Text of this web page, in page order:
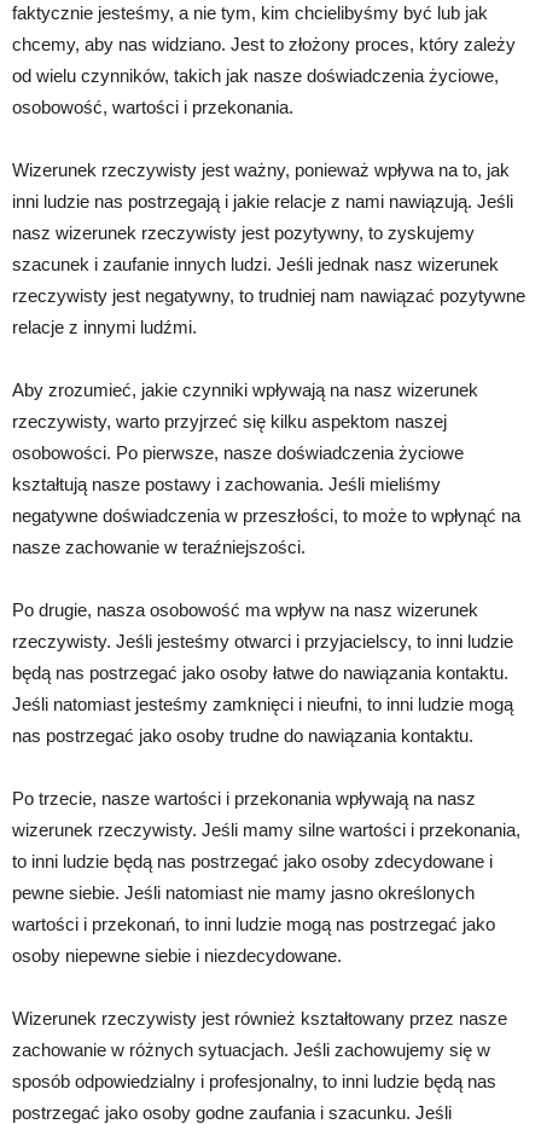
faktycznie jesteśmy, a nie tym, kim chcielibyśmy być lub jak
chcemy, aby nas widziano. Jest to złożony proces, który zależy
od wielu czynników, takich jak nasze doświadczenia życiowe,
osobowość, wartości i przekonania.
Wizerunek rzeczywisty jest ważny, ponieważ wpływa na to, jak
inni ludzie nas postrzegają i jakie relacje z nami nawiązują. Jeśli
nasz wizerunek rzeczywisty jest pozytywny, to zyskujemy
szacunek i zaufanie innych ludzi. Jeśli jednak nasz wizerunek
rzeczywisty jest negatywny, to trudniej nam nawiązać pozytywne
relacje z innymi ludźmi.
Aby zrozumieć, jakie czynniki wpływają na nasz wizerunek
rzeczywisty, warto przyjrzeć się kilku aspektom naszej
osobowości. Po pierwsze, nasze doświadczenia życiowe
kształtują nasze postawy i zachowania. Jeśli mieliśmy
negatywne doświadczenia w przeszłości, to może to wpłynąć na
nasze zachowanie w teraźniejszości.
Po drugie, nasza osobowość ma wpływ na nasz wizerunek
rzeczywisty. Jeśli jesteśmy otwarci i przyjacielscy, to inni ludzie
będą nas postrzegać jako osoby łatwe do nawiązania kontaktu.
Jeśli natomiast jesteśmy zamknięci i nieufni, to inni ludzie mogą
nas postrzegać jako osoby trudne do nawiązania kontaktu.
Po trzecie, nasze wartości i przekonania wpływają na nasz
wizerunek rzeczywisty. Jeśli mamy silne wartości i przekonania,
to inni ludzie będą nas postrzegać jako osoby zdecydowane i
pewne siebie. Jeśli natomiast nie mamy jasno określonych
wartości i przekonań, to inni ludzie mogą nas postrzegać jako
osoby niepewne siebie i niezdecydowane.
Wizerunek rzeczywisty jest również kształtowany przez nasze
zachowanie w różnych sytuacjach. Jeśli zachowujemy się w
sposób odpowiedzialny i profesjonalny, to inni ludzie będą nas
postrzegać jako osoby godne zaufania i szacunku. Jeśli